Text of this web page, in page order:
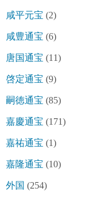
咸平元宝 (2)
咸豊通宝 (6)
唐国通宝 (11)
啓定通宝 (9)
嗣徳通宝 (85)
嘉慶通宝 (171)
嘉祐通宝 (1)
嘉隆通宝 (10)
外国 (254)